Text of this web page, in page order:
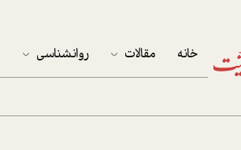
خانه مقالات روانشناسی